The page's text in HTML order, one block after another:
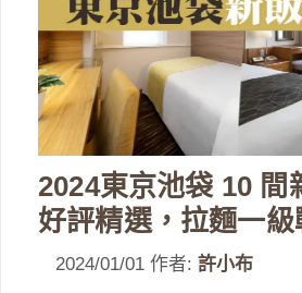
2024東京池袋 10 間
好評精選，拉麵一
2024/01/01 作者: 許小布